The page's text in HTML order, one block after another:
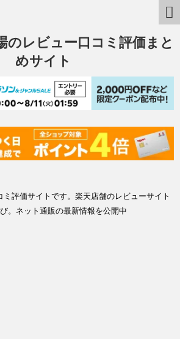
のレビュー口コミ評価まと
めサイト
評価サイトです。楽天店舗のレビューサイト
。ネット通販の最新情報を公開中